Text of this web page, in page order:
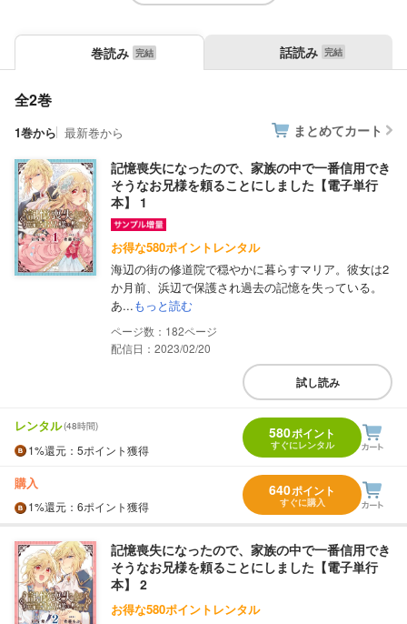
巻読み 話読み
全2巻
1巻から 最新巻から まとめてカート
記憶喪失になったので、家族の中で一番信用でき
そうなお兄様を頼ることにしました【電子単行
本】 1
お得な580ポイントレンタル
海辺の街の修道院で穏やかに暮らすマリア。彼女は2
か月前、浜辺で保護され過去の記憶を失っている。
あ...もっと読む
182
配信日：2023/02/20
試し読み
レンタル(48時間)
1%還元 ：5ポイント獲得
580ポイント
すぐにレンタル
購入
1%還元 ：6ポイント獲得
640ポイント
すぐに購入
記憶喪失になったので、家族の中で一番信用でき
そうなお兄様を頼ることにしました【電子単行
本】 2
お得な580ポイントレンタル